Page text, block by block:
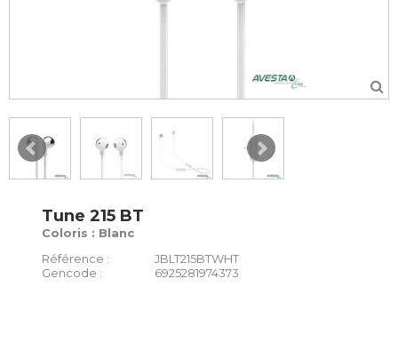
Tune 215 BT
Coloris : Blanc
Référence :
JBLT215BTWHT
Gencode :
6925281974373